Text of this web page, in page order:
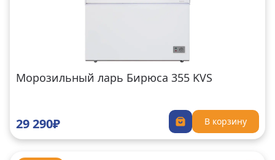
Морозильный ларь Бирюса 355 KVS
29 290₽ В корзину